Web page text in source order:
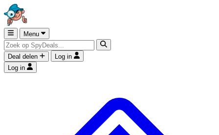
Menu
Deal delen
Log in
Log in